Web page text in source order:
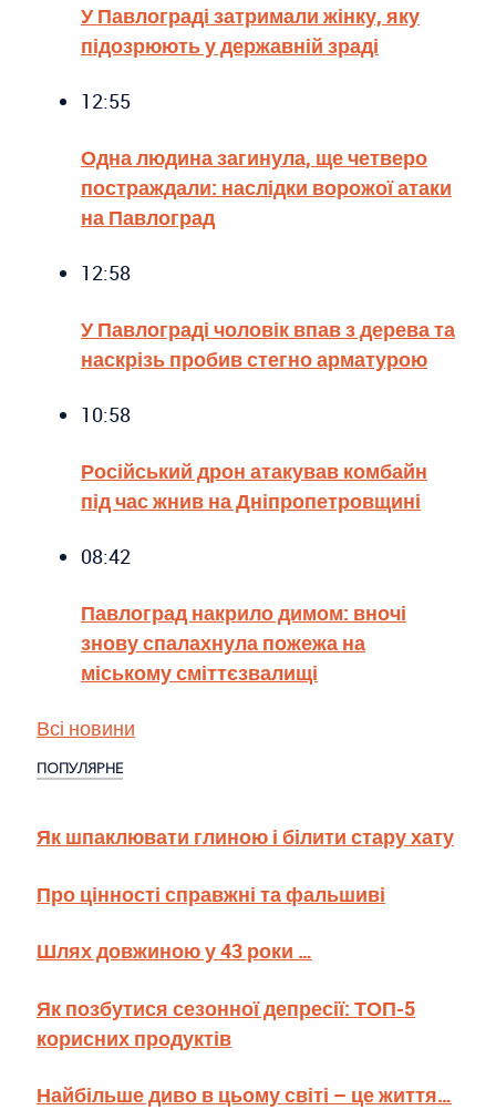
У Павлограді затримали жінку, яку
підозрюють у державній зраді
12:55
Одна людина загинула, ще четверо
постраждали: наслідки ворожої атаки
на Павлоград
12:58
У Павлограді чоловік впав з дерева та
наскрізь пробив стегно арматурою
10:58
Російський дрон атакував комбайн
під час жнив на Дніпропетровщині
08:42
Павлоград накрило димом: вночі
знову спалахнула пожежа на
міському сміттєзвалищі
Всі новини
ПОПУЛЯРНЕ
Як шпаклювати глиною і білити стару хату
Про цінності справжні та фальшиві
Шлях довжиною у 43 роки …
Як позбутися сезонної депресії: ТОП-5
корисних продуктів
Найбільше диво в цьому світі – це життя…